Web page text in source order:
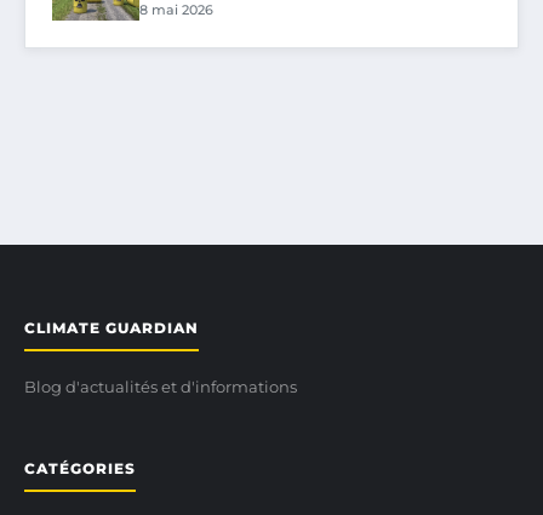
8 mai 2026
CLIMATE GUARDIAN
Blog d'actualités et d'informations
CATÉGORIES